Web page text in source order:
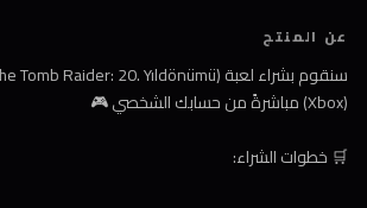
عن المنتج
(Xbox) مباشرةً من حسابك الشخصي 🎮
🛒 خطوات الشراء: